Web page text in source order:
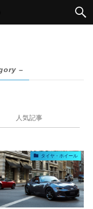
–
人気記事
タイヤ・ホイール